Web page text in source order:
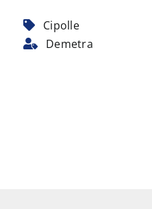
Cipolle
Demetra